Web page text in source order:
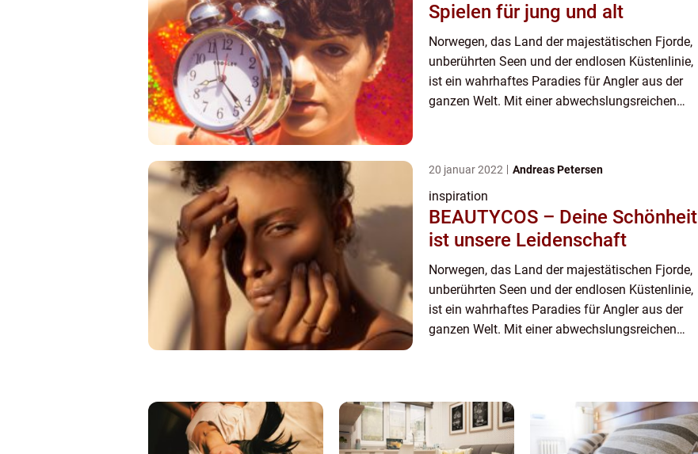
Spielen für jung und alt
Norwegen, das Land der majestätischen Fjorde,
unberührten Seen und der endlosen Küstenlinie,
ist ein wahrhaftes Paradies für Angler aus der
ganzen Welt. Mit einer abwechslungsreichen
20 januar 2022 Andreas Petersen
inspiration
BEAUTYCOS – Deine Schönheit
ist unsere Leidenschaft
Norwegen, das Land der majestätischen Fjorde,
unberührten Seen und der endlosen Küstenlinie,
ist ein wahrhaftes Paradies für Angler aus der
ganzen Welt. Mit einer abwechslungsreichen